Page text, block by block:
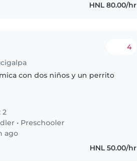
HNL 80.00/hr
4
con dos niños y un perrito
2
• Preschooler
ago
HNL 50.00/hr